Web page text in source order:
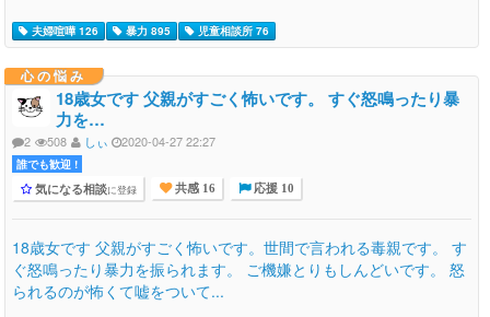
夫婦喧嘩 126 暴力 895 児童相談所 76
心の悩み
18歳女です 父親がすごく怖いです。 すぐ怒鳴ったり暴
力を…
2 508 しぃ 2020-04-27 22:27
誰でも歓迎 !
気になる相談に登録 共感 16 応援 10
18歳女です 父親がすごく怖いです。世間で言われる毒親です。 す
ぐ怒鳴ったり暴力を振られます。 ご機嫌とりもしんどいです。 怒
られるのが怖くて嘘をついて...